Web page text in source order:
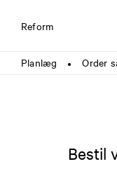
Reform
Planlæg ● Order
Bestil